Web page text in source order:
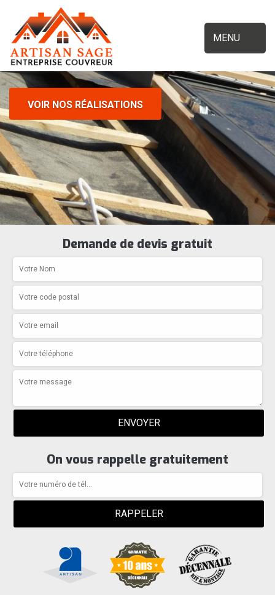
MENU
VOIR NOS RÉALISATIONS
Demande de devis gratuit
On vous rappelle gratuitement